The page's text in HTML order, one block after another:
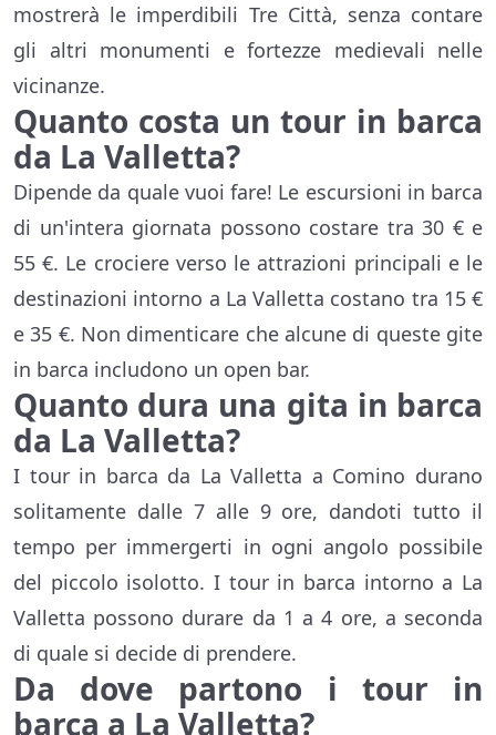
mostrerà le imperdibili Tre Città, senza contare
gli altri monumenti e fortezze medievali nelle
vicinanze.
Quanto costa un tour in barca
da La Valletta?
Dipende da quale vuoi fare! Le escursioni in barca
di un'intera giornata possono costare tra 30 € e
55 €. Le crociere verso le attrazioni principali e le
destinazioni intorno a La Valletta costano tra 15 €
e 35 €. Non dimenticare che alcune di queste gite
in barca includono un open bar.
Quanto dura una gita in barca
da La Valletta?
I tour in barca da La Valletta a Comino durano
solitamente dalle 7 alle 9 ore, dandoti tutto il
tempo per immergerti in ogni angolo possibile
del piccolo isolotto. I tour in barca intorno a La
Valletta possono durare da 1 a 4 ore, a seconda
di quale si decide di prendere.
Da dove partono i tour in
barca a La Valletta?